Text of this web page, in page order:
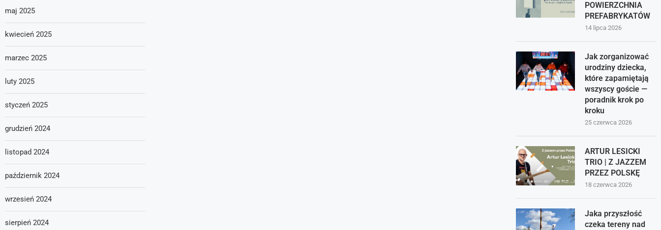
POWIERZCHNIA
PREFABRYKATÓW
14 lipca 2026
Jak zorganizować
urodziny dziecka,
które zapamiętają
wszyscy goście —
poradnik krok po
kroku
25 czerwca 2026
ARTUR LESICKI
TRIO | Z JAZZEM
PRZEZ POLSKĘ
18 czerwca 2026
Jaka przyszłość
czeka tereny nad
maj 2025
kwiecień 2025
marzec 2025
luty 2025
styczeń 2025
grudzień 2024
listopad 2024
październik 2024
wrzesień 2024
sierpień 2024